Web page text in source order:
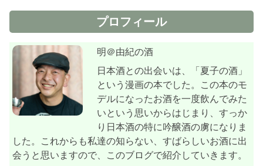
プロフィール
明＠由紀の酒
日本酒との出会いは、「夏子の酒」
という漫画の本でした。この本のモ
デルになったお酒を一度飲んでみた
いという思いからはじまり、すっか
り日本酒の特に吟醸酒の虜になりま
した。これからも私達の知らない、すばらしいお酒に出
会うと思いますので、このブログで紹介していきます。